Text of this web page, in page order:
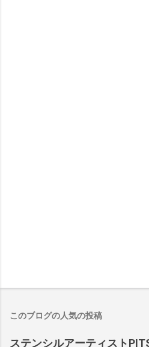
このブログの人気の投稿
ステンシルアーティスト